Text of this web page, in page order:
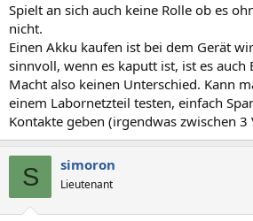
Spielt an sich auch keine Rolle ob es
nicht.
Einen Akku kaufen ist bei dem Gerät
sinnvoll, wenn es kaputt ist, ist es auch
Macht also keinen Unterschied. Kann
einem Labornetzteil testen, einfach
Kontakte geben (irgendwas zwischen 3
S simoron
Lieutenant